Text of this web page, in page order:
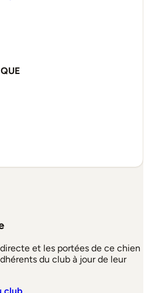
et les portées de ce chien
du club à jour de leur